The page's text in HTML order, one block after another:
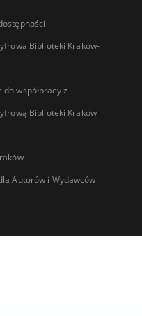
Biblioteki Kraków-
współpracy z
Biblioteki Kraków
Autorów i Wydawców